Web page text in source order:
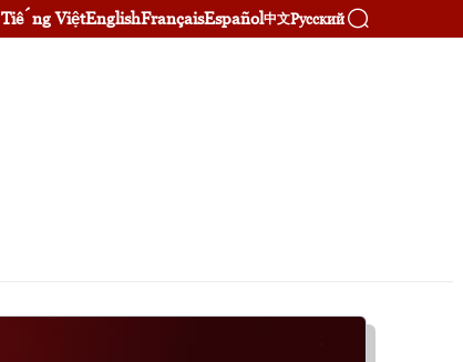
Tiếng ViệtEnglishFrançaisEspañol中文Русский